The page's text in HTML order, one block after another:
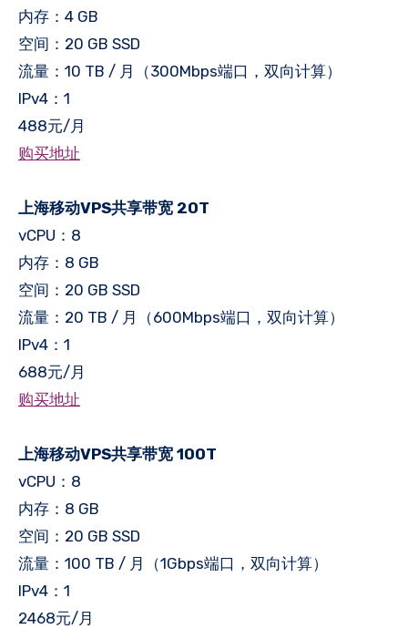
内存：4 GB
空间：20 GB SSD
流量：10 TB / 月（300Mbps端口，双向计算）
IPv4：1
488元/月
购买地址
上海移动VPS共享带宽 20T
vCPU：8
内存：8 GB
空间：20 GB SSD
流量：20 TB / 月（600Mbps端口，双向计算）
IPv4：1
688元/月
购买地址
上海移动VPS共享带宽 100T
vCPU：8
内存：8 GB
空间：20 GB SSD
流量：100 TB / 月（1Gbps端口，双向计算）
IPv4：1
2468元/月